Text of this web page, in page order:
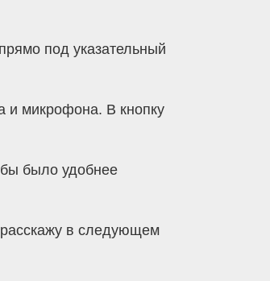
под указательный
и микрофона. В кнопку
было удобнее
расскажу в следующем